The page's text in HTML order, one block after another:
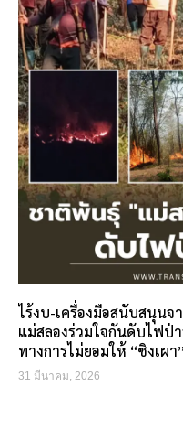
ไร้งบ-เครื่องมือสนับสนุน
แม่สลองร่วมใจกันดับไฟป่
ทางการไม่ยอมให้ “ชิงเผ
31 มีนาคม, 2026